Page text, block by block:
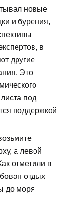
новые
и бурения,
в
другие
Это
под
поддержкой
а левой
отметили в
отдых
до моря